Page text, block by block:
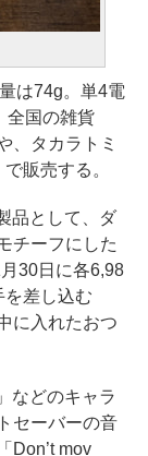
は74g。単4電
全国の雑貨
、タカラトミ
販売する。
品として、ダ
チーフにした
30日に各6,98
差し込む
に入れたおつ
などのキャラ
セーバーの音
Don’t mov